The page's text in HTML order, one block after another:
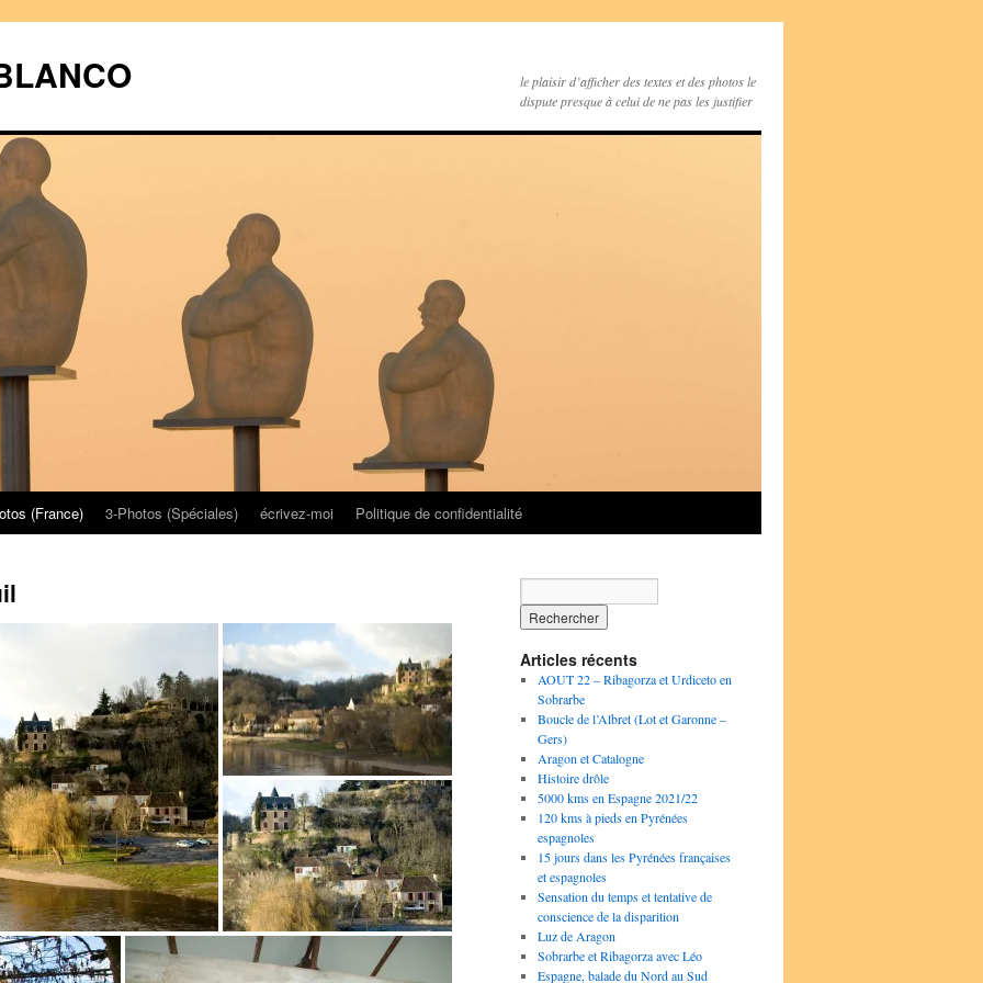
le plaisir d’afficher des textes et des photos le
dispute presque à celui de ne pas les justifier
(France) 3-Photos (Spéciales) écrivez-moi Politique de confidentialité
Articles récents
AOUT 22 – Ribagorza et Urdiceto en
Sobrarbe
Boucle de l’Albret (Lot et Garonne –
Gers)
Aragon et Catalogne
Histoire drôle
5000 kms en Espagne 2021/22
120 kms à pieds en Pyrénées
espagnoles
15 jours dans les Pyrénées françaises
et espagnoles
Sensation du temps et tentative de
conscience de la disparition
Luz de Aragon
Sobrarbe et Ribagorza avec Léo
Espagne, balade du Nord au Sud